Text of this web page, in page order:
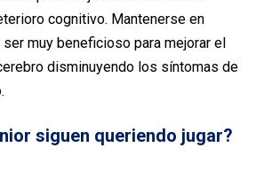
cognitivo. Mantenerse en
muy beneficioso para mejorar el
disminuyendo los síntomas de
siguen queriendo jugar?